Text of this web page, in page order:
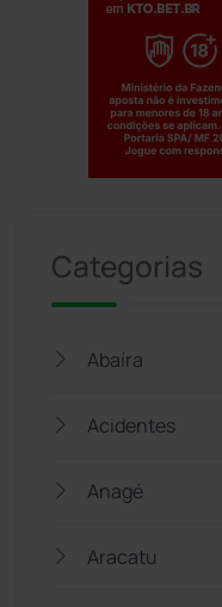
Categorias
Abaíra
Acidentes
Anagé
Aracatu